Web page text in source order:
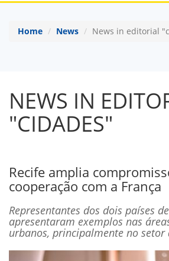
Home News News in editorial
NEWS IN
"CIDADES"
Recife amplia
cooperação com a França
Representantes dos dois países
apresentaram exemplos nas
urbanos, principalmente no